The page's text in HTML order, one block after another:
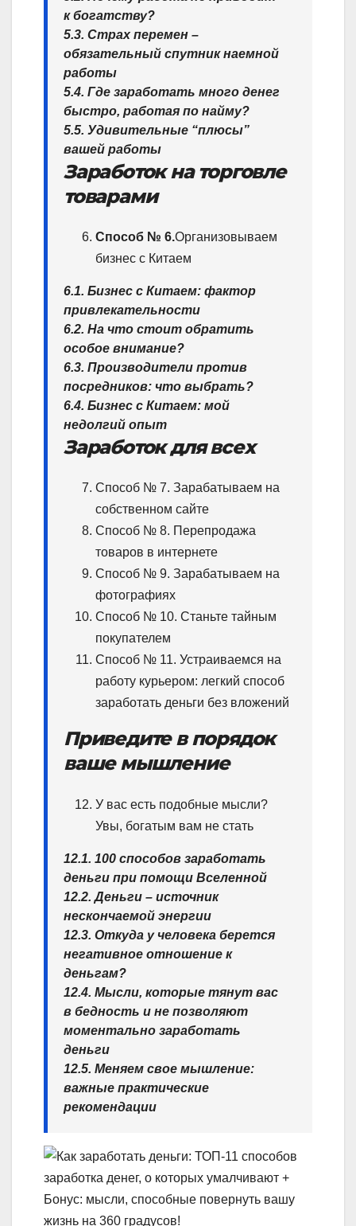
к богатству?
5.3. Страх перемен –
обязательный спутник наемной
работы
5.4. Где заработать много денег
быстро, работая по найму?
5.5. Удивительные “плюсы”
вашей работы
Заработок на торговле
товарами
Способ № 6.Организовываем
бизнес с Китаем
6.1. Бизнес с Китаем: фактор
привлекательности
6.2. На что стоит обратить
особое внимание?
6.3. Производители против
посредников: что выбрать?
6.4. Бизнес с Китаем: мой
недолгий опыт
Заработок для всех
Способ № 7. Зарабатываем на
собственном сайте
Способ № 8. Перепродажа
товаров в интернете
Способ № 9. Зарабатываем на
фотографиях
Способ № 10. Станьте тайным
покупателем
Способ № 11. Устраиваемся на
работу курьером: легкий способ
заработать деньги без вложений
Приведите в порядок
ваше мышление
У вас есть подобные мысли?
Увы, богатым вам не стать
12.1. 100 способов заработать
деньги при помощи Вселенной
12.2. Деньги – источник
нескончаемой энергии
12.3. Откуда у человека берется
негативное отношение к
деньгам?
12.4. Мысли, которые тянут вас
в бедность и не позволяют
моментально заработать
деньги
12.5. Меняем свое мышление:
важные практические
рекомендации